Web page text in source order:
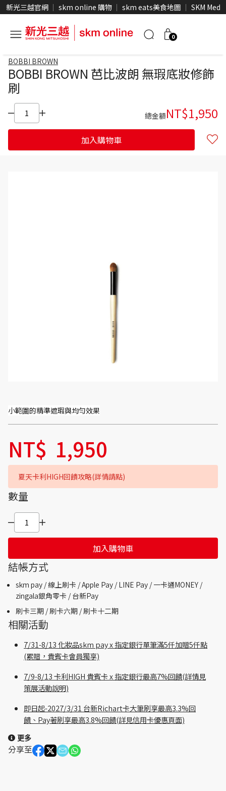
新光三越官網 skm online 購物 skm eats美食地圖 SKM Media
0
BOBBI BROWN
BOBBI BROWN 芭比波朗 無瑕底妝修飾
刷
總金額NT$1,950
加入購物車
小範圍的精準遮瑕與均勻效果
NT$ 1,950
夏天卡利HIGH回饋攻略(詳情請點)
數量
加入購物車
結帳方式
skm pay /線上刷卡 / Apple Pay /LINE Pay / 一卡通MONEY /
zingala銀角零卡 /台新Pay
刷卡三期 /刷卡六期 /刷卡十二期
相關活動
7/31-8/13 化妝品skm pay x 指定銀行單筆滿5仟加贈5仟點
(累贈，貴賓卡會員獨享)
7/9-8/13 卡利HIGH 貴賓卡 x 指定銀行最高7%回饋(詳情見
策展活動說明)
即日起-2027/3/31 台新Richart卡大筆刷享最高3.3%回
饋、Pay著刷享最高3.8%回饋(詳見信用卡優惠頁面)
更多
分享至